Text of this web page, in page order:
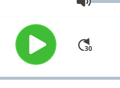
Jona.thart(Esbirro)